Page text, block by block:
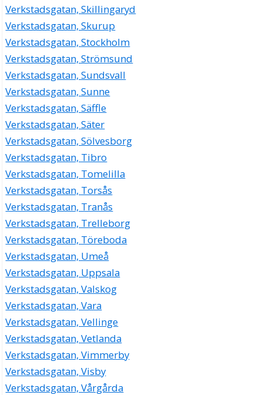
Verkstadsgatan, Skillingaryd
Verkstadsgatan, Skurup
Verkstadsgatan, Stockholm
Verkstadsgatan, Strömsund
Verkstadsgatan, Sundsvall
Verkstadsgatan, Sunne
Verkstadsgatan, Säffle
Verkstadsgatan, Säter
Verkstadsgatan, Sölvesborg
Verkstadsgatan, Tibro
Verkstadsgatan, Tomelilla
Verkstadsgatan, Torsås
Verkstadsgatan, Tranås
Verkstadsgatan, Trelleborg
Verkstadsgatan, Töreboda
Verkstadsgatan, Umeå
Verkstadsgatan, Uppsala
Verkstadsgatan, Valskog
Verkstadsgatan, Vara
Verkstadsgatan, Vellinge
Verkstadsgatan, Vetlanda
Verkstadsgatan, Vimmerby
Verkstadsgatan, Visby
Verkstadsgatan, Vårgårda